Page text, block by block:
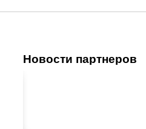
Новости партнеров